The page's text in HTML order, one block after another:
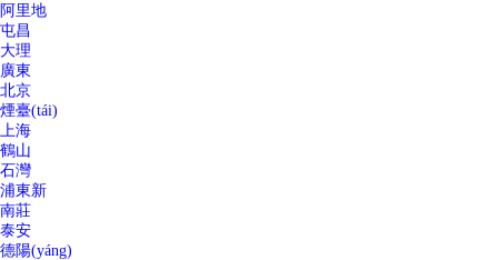
阿里地
屯昌
大理
廣東
北京
煙臺(tái)
上海
鶴山
石灣
浦東新
南莊
泰安
德陽(yáng)